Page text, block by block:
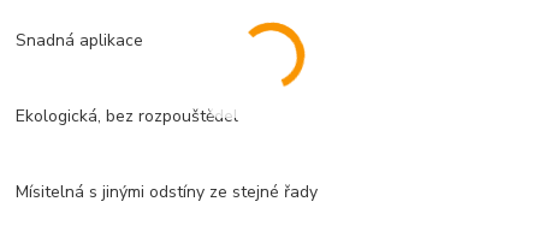
Snadná aplikace
Ekologická, bez rozpouštědel
Mísitelná s jinými odstíny ze stejné řady